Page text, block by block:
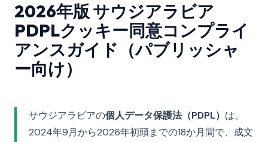
2026年版 サウジアラビア
PDPLクッキー同意コンプライ
アンスガイド（パブリッシャ
ー向け）
サウジアラビアの個人データ保護法（PDPL） は、
2024年9月から2026年初頭までの18か月間で、成文